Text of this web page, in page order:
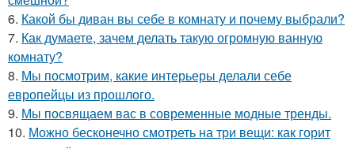
6. Какой бы диван вы себе в комнату и почему выбрали?
7. Как думаете, зачем делать такую огромную ванную
комнату?
8. Мы посмотрим, какие интерьеры делали себе
европейцы из прошлого.
9. Мы посвящаем вас в современные модные тренды.
10. Можно бесконечно смотреть на три вещи: как горит